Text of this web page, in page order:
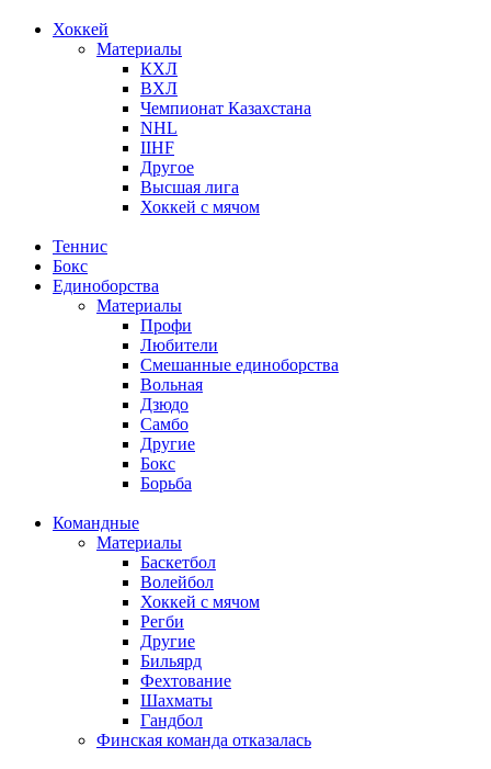
Хоккей
Материалы
КХЛ
ВХЛ
Чемпионат Казахстана
NHL
IIHF
Другое
Высшая лига
Хоккей с мячом
Теннис
Бокс
Единоборства
Материалы
Профи
Любители
Смешанные единоборства
Вольная
Дзюдо
Самбо
Другие
Бокс
Борьба
Командные
Материалы
Баскетбол
Волейбол
Хоккей с мячом
Регби
Другие
Бильярд
Фехтование
Шахматы
Гандбол
Финская команда отказалась